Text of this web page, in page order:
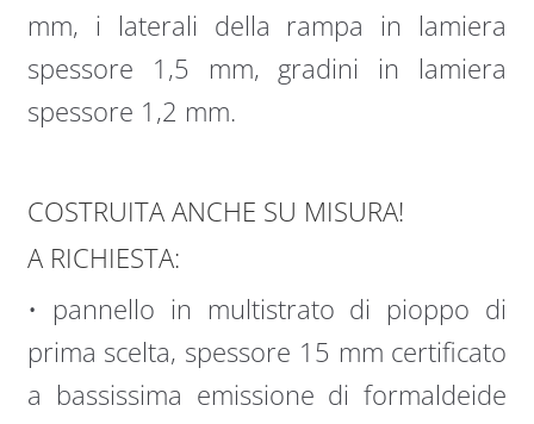
mm, i laterali della rampa in lamiera
spessore 1,5 mm, gradini in lamiera
spessore 1,2 mm.
COSTRUITA ANCHE SU MISURA!
A RICHIESTA:
• pannello in multistrato di pioppo di
prima scelta, spessore 15 mm certificato
a bassissima emissione di formaldeide